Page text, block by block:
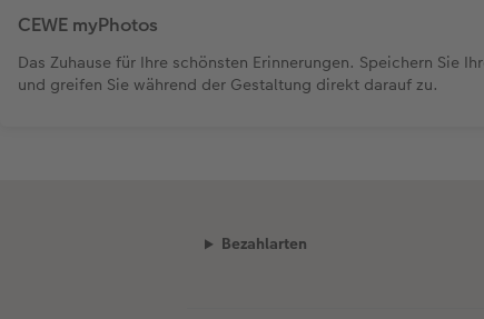
CEWE myPhotos
Das Zuhause für Ihre schönsten Erinnerungen. Speichern Sie
und greifen Sie während der Gestaltung direkt darauf zu.
Bezahlarten